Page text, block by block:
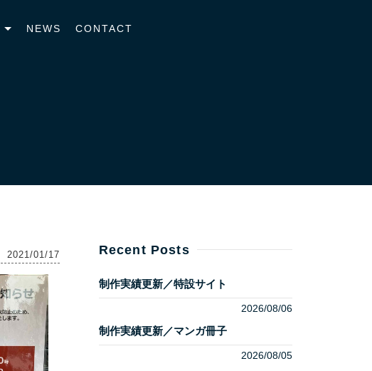
NEWS CONTACT
2021/01/17 Recent Posts
制作実績更新／特設サイト
2026/08/06
制作実績更新／マンガ冊子
2026/08/05